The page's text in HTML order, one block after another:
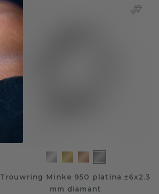
Trouwring Minke 950 platina ±6x2.3
mm diamant